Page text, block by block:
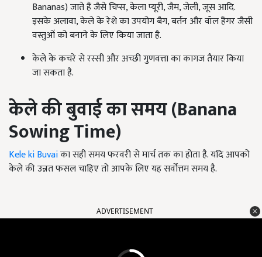
Bananas) जाते हैं जैसे चिप्स, केला प्यूरी, जैम, जेली, जूस आदि.
इसके अलावा, केले के रेशे का उपयोग बैग, बर्तन और वॉल हैंगर जैसी
वस्तुओं को बनाने के लिए किया जाता है.
केले के कचरे से रस्सी और अच्छी गुणवत्ता का कागज तैयार किया
जा सकता है.
केले की बुवाई का समय (Banana
Sowing Time)
Kele ki Buvaiका सही समय फरवरी से मार्च तक का होता है. यदि आपको
केले की उन्नत फसल चाहिए तो आपके लिए यह सर्वोत्तम समय है.
ADVERTISEMENT